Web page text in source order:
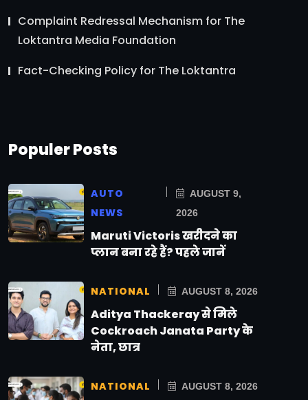
Complaint Redressal Mechanism for The
Loktantra Media Foundation
Fact-Checking Policy for The Loktantra
Populer Posts
AUTO
NEWS
AUGUST 9,
2026
Maruti Victoris खरीदने का
प्लान बना रहे हैं? पहले जानें
NATIONAL AUGUST 8, 2026
Aditya Thackeray से मिले
Cockroach Janata Party के
नेता, छात्र
NATIONAL AUGUST 8, 2026